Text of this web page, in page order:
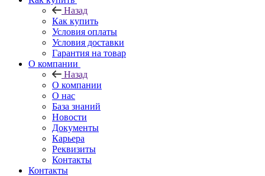
Назад
Как купить
Условия оплаты
Условия доставки
Гарантия на товар
О компании
Назад
О компании
О нас
База знаний
Новости
Документы
Карьера
Реквизиты
Контакты
Контакты